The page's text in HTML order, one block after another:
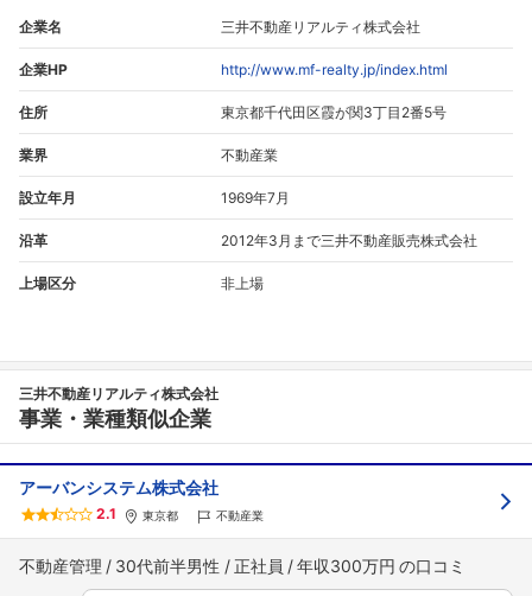
企業名 三井不動産リアルティ株式会社
企業HP http://www.mf-realty.jp/index.html
住所 東京都千代田区霞が関3丁目2番5号
業界 不動産業
設立年月 1969年7月
沿革 2012年3月まで三井不動産販売株式会社
上場区分 非上場
三井不動産リアルティ株式会社
事業・業種類似企業
アーバンシステム株式会社
2.1 東京都 不動産業
不動産管理 30代前半男性 正社員 年収300万円